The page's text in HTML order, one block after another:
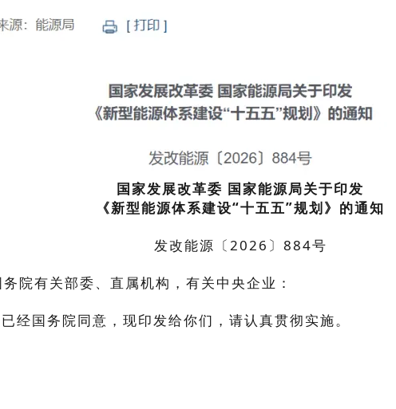
国家发展改革委 国家能源局关于印发
《新型能源体系建设“十五五”规划》的通知
发改能源〔2026〕884号
院有关部委、直属机构，有关中央企业：
经国务院同意，现印发给你们，请认真贯彻实施。